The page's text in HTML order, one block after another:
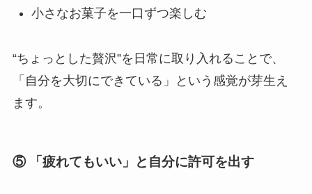
小さなお菓子を一口ずつ楽しむ
“ちょっとした贅沢”を日常に取り入れることで、
「自分を大切にできている」という感覚が芽生え
ます。
⑤ 「疲れてもいい」と自分に許可を出す